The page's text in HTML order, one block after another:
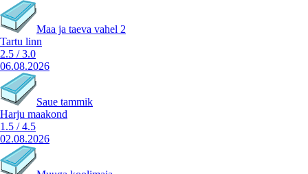
Maa ja taeva vahel 2
Tartu linn
2.5 /3.0
06.08.2026
Saue tammik
Harju maakond
1.5 /4.5
02.08.2026